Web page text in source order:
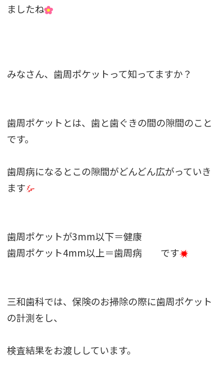
ましたね
みなさん、歯周ポケットって知ってますか？
歯周ポケットとは、歯と歯ぐきの間の隙間のこと
です。
歯周病になるとこの隙間がどんどん広がっていき
ます
歯周ポケットが3mm以下＝健康
歯周ポケット4mm以上＝歯周病 です
三和歯科では、保険のお掃除の際に歯周ポケット
の計測をし、
検査結果をお渡ししています。